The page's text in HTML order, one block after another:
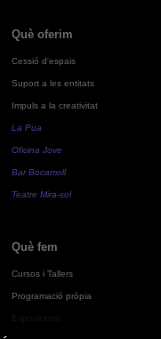
Què oferim
Cessió d'espais
Suport a les entitats
Impuls a la creativitat
La Pua
Oficina Jove
Bar Bocamoll
Teatre Mira-sol
Què fem
Cursos i Tallers
Programació pròpia